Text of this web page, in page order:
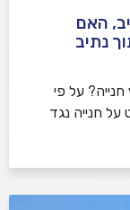
האם
נתיב
על פי
חנייה נגד